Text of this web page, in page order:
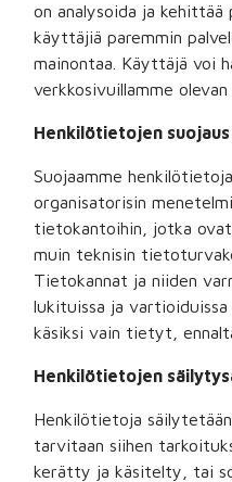
on analysoida ja kehittää
käyttäjiä paremmin
mainontaa. Käyttäjä voi
verkkosivuillamme
Henkilötietojen suojaus
Suojaamme
organisatorisin
tietokantoihin, jotka ovat
muin teknisin
Tietokannat ja niiden
lukituissa ja
käsiksi vain tietyt,
Henkilötietojen
Henkilötietoja
tarvitaan siihen
kerätty ja käsitelty, tai